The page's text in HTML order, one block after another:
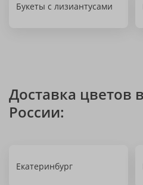
Букеты с лизиантусами
Доставка цветов
России:
Екатеринбург